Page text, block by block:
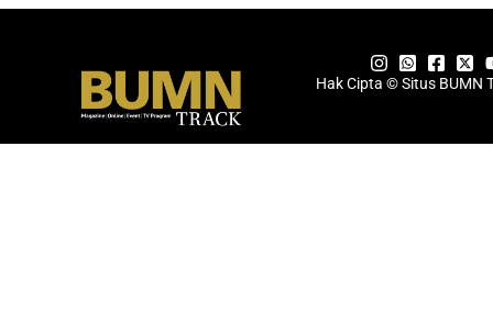
Hak Cipta © Situs BUMN